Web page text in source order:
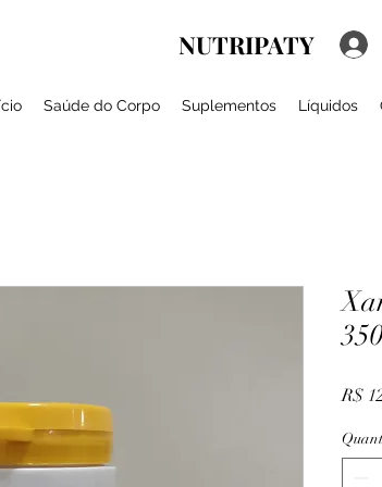
NUTRIPATY
Saúde do Corpo Suplementos Líquidos
R$